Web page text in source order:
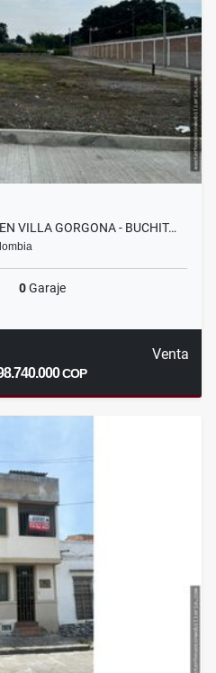
VILLA GORGONA - BUCHIT…
0Garaje
Venta
COP